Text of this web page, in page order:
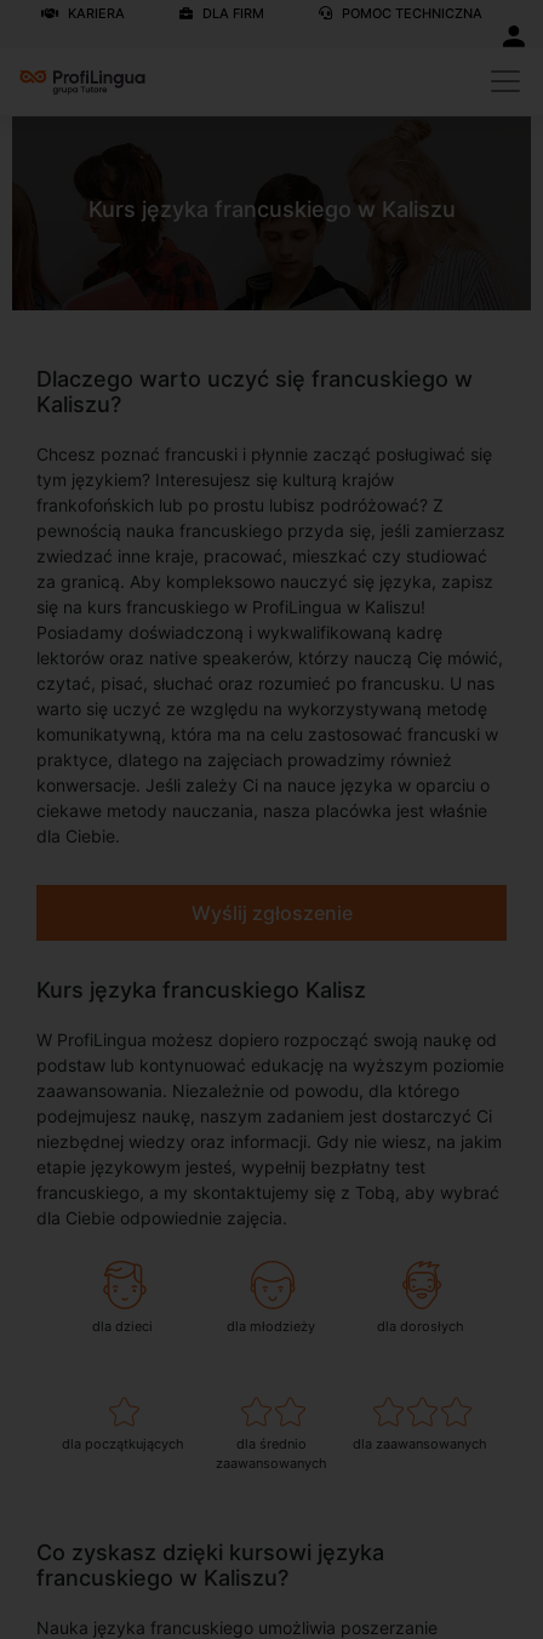
KARIERA DLA FIRM POMOC TECHNICZNA
Kurs języka francuskiego w Kaliszu
Dlaczego warto uczyć się francuskiego w
Kaliszu?
Chcesz poznać francuski i płynnie zacząć posługiwać się
tym językiem? Interesujesz się kulturą krajów
frankofońskich lub po prostu lubisz podróżować? Z
pewnością nauka francuskiego przyda się, jeśli zamierzasz
zwiedzać inne kraje, pracować, mieszkać czy studiować
za granicą. Aby kompleksowo nauczyć się języka, zapisz
się na kurs francuskiego w ProfiLingua w Kaliszu!
Posiadamy doświadczoną i wykwalifikowaną kadrę
lektorów oraz native speakerów, którzy nauczą Cię mówić,
czytać, pisać, słuchać oraz rozumieć po francusku. U nas
warto się uczyć ze względu na wykorzystywaną metodę
komunikatywną, która ma na celu zastosować francuski w
praktyce, dlatego na zajęciach prowadzimy również
konwersacje. Jeśli zależy Ci na nauce języka w oparciu o
ciekawe metody nauczania, nasza placówka jest właśnie
dla Ciebie.
Wyślij zgłoszenie
Kurs języka francuskiego Kalisz
W ProfiLingua możesz dopiero rozpocząć swoją naukę od
podstaw lub kontynuować edukację na wyższym poziomie
zaawansowania. Niezależnie od powodu, dla którego
podejmujesz naukę, naszym zadaniem jest dostarczyć Ci
niezbędnej wiedzy oraz informacji. Gdy nie wiesz, na jakim
etapie językowym jesteś, wypełnij bezpłatny test
francuskiego, a my skontaktujemy się z Tobą, aby wybrać
dla Ciebie odpowiednie zajęcia.
dla dzieci dla młodzieży dla dorosłych
dla początkujących
dla średnio
zaawansowanych
dla zaawansowanych
Co zyskasz dzięki kursowi języka
francuskiego w Kaliszu?
Nauka języka francuskiego umożliwia poszerzanie